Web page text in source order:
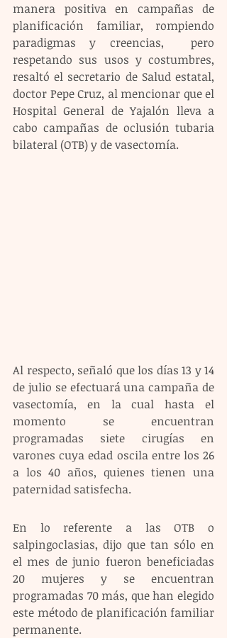
manera positiva en campañas de
planificación familiar, rompiendo
paradigmas y creencias,  pero
respetando sus usos y costumbres,
resaltó el secretario de Salud estatal,
doctor Pepe Cruz, al mencionar que el
Hospital General de Yajalón lleva a
cabo campañas de oclusión tubaria
bilateral (OTB) y de vasectomía.
Al respecto, señaló que los días 13 y 14
de julio se efectuará una campaña de
vasectomía, en la cual hasta el
momento se encuentran
programadas siete cirugías en
varones cuya edad oscila entre los 26
a los 40 años, quienes tienen una
paternidad satisfecha.
En lo referente a las OTB o
salpingoclasias, dijo que tan sólo en
el mes de junio fueron beneficiadas
20 mujeres y se encuentran
programadas 70 más, que han elegido
este método de planificación familiar
permanente.